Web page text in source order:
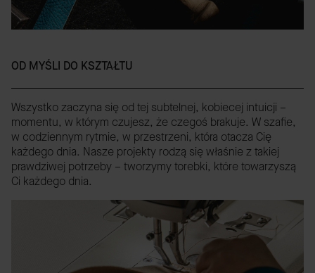
OD MYŚLI DO KSZTAŁTU
Wszystko zaczyna się od tej subtelnej, kobiecej intuicji –
momentu, w którym czujesz, że czegoś brakuje. W szafie,
w codziennym rytmie, w przestrzeni, która otacza Cię
każdego dnia. Nasze projekty rodzą się właśnie z takiej
prawdziwej potrzeby – tworzymy torebki, które towarzyszą
Ci każdego dnia.